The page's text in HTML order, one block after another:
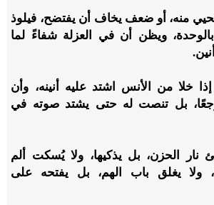
منه، أو ضعف يخاف أن يفتضح، فيلوذ
ويظن أن في العزلة شفاءً لما
خلا من الأنس اشتد عليه أنينه، وأن
بل تنصت له حتى يشتد صوته في
نار الحزن، بل يذكيها، ولا يُسكت ألم
ولا يغلق باب الهم، بل يفتحه على